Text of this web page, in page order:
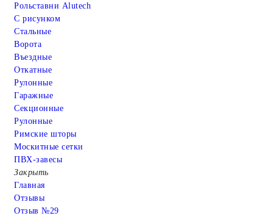
Рольставни Alutech
С рисунком
Стальные
Ворота
Въездные
Откатные
Рулонные
Гаражные
Cекционные
Рулонные
Римские шторы
Москитные сетки
ПВХ-завесы
Закрыть
Главная
Отзывы
Отзыв №29